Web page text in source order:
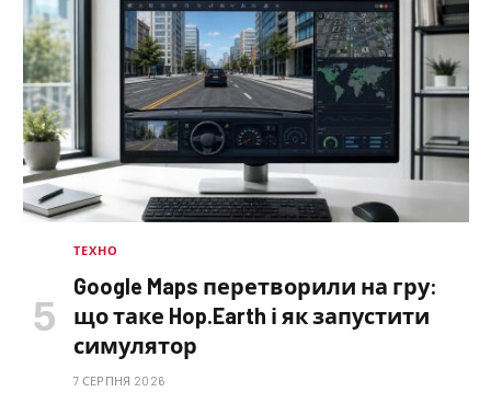
ТЕХНО
Google Maps перетворили на гру:
що таке Hop.Earth і як запустити
симулятор
7 СЕРПНЯ 2026